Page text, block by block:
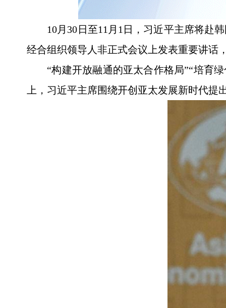
10月30日至11月1日，习近平主席将赴
经合组织领导人非正式会议上发表重要讲话
“构建开放融通的亚太合作格局”“培育
上，习近平主席围绕开创亚太发展新时代